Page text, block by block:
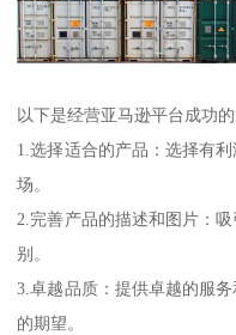
以下是经营亚马逊平台成功的
1.选择适合的产品：选择有
场。
2.完善产品的描述和图片：
别。
3.卓越品质：提供卓越的服
的期望。